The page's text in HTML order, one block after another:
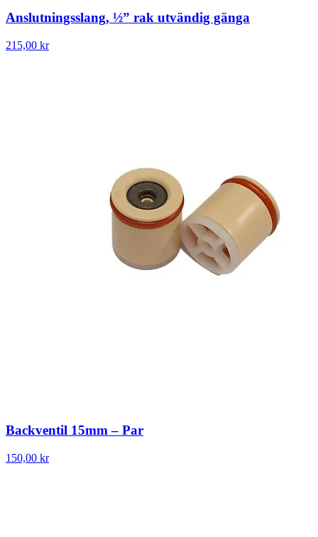
Anslutningsslang, ½” rak utvändig gänga
215,00 kr
Backventil 15mm – Par
150,00 kr